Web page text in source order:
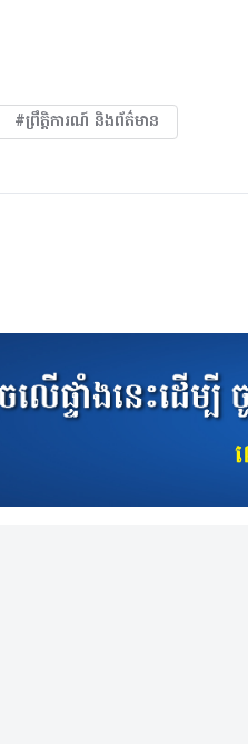
#ព្រឹត្តិការណ៍ និងព័ត៌មាន